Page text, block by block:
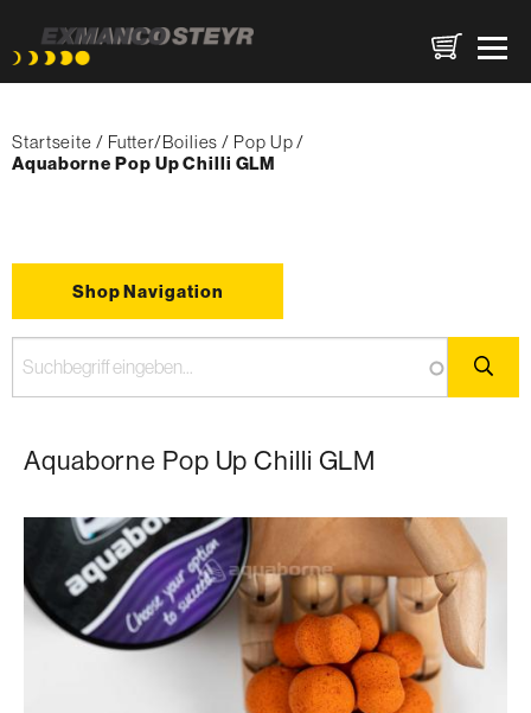
zum
Inhalt
Startseite
Futter/Boilies
Pop Up
{'Current'|t}:
Aquaborne Pop Up Chilli GLM
Shop Navigation
Aquaborne Pop Up Chilli GLM